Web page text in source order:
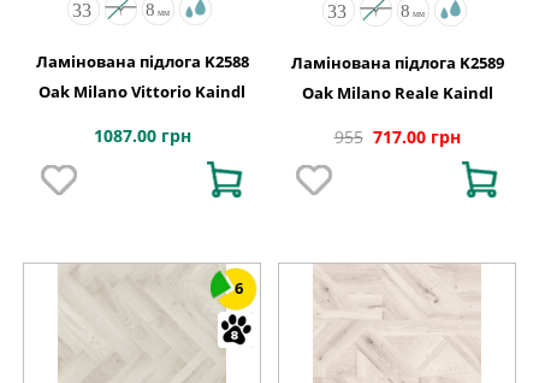
Ламінована підлога K2588
Oak Milano Vittorio Kaindl
1087.00 грн
Ламінована підлога K2589
Oak Milano Reale Kaindl
955 717.00 грн
6